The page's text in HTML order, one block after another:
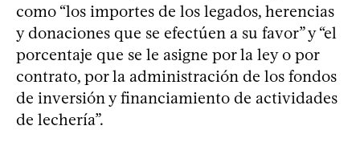
como “los importes de los legados, herencias
y donaciones que se efectúen a su favor” y “el
porcentaje que se le asigne por la ley o por
contrato, por la administración de los fondos
de inversión y financiamiento de actividades
de lechería”.